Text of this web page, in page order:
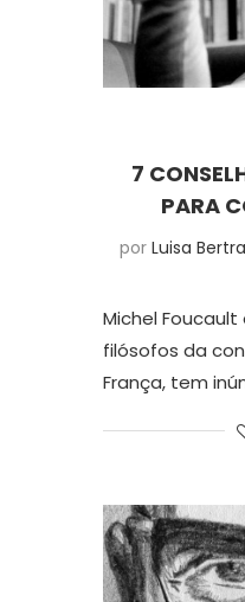
7
PARA
por Luisa
Michel
filósofos da
França, tem